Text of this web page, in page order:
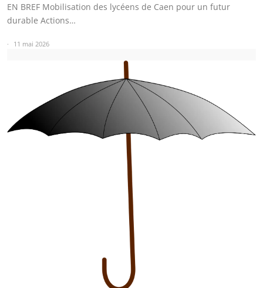
EN BREF Mobilisation des lycéens de Caen pour un futur
durable Actions…
11 mai 2026